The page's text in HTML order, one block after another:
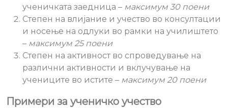
ученичката заедница – максимум 30 поени
Степен на влијание и учество во консултации
и носење на одлуки во рамки на училиштето
– максимум 25 поени
Степен на активност во спроведување на
различни активности и вклучување на
учениците во истите – максимум 20 поени
Примери за ученичко учество